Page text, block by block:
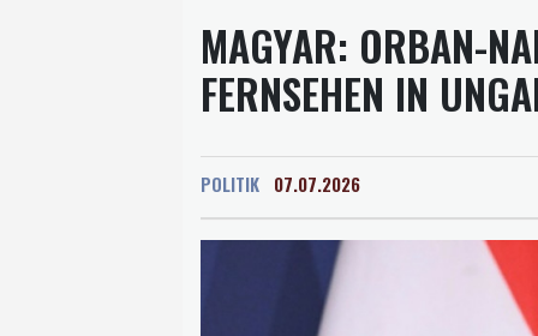
MAGYAR: ORBAN-
FERNSEHEN IN
POLITIK 07.07.2026